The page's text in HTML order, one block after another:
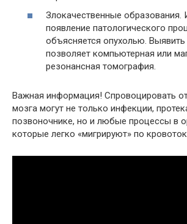
Злокачественные образования.
появление патологического
объясняется опухолью. Выявить
позволяет компьютерная или
резонансная томография.
Важная информация! Спровоцировать
мозга могут не только инфекции,
позвоночнике, но и любые процессы в
которые легко «мигрируют» по